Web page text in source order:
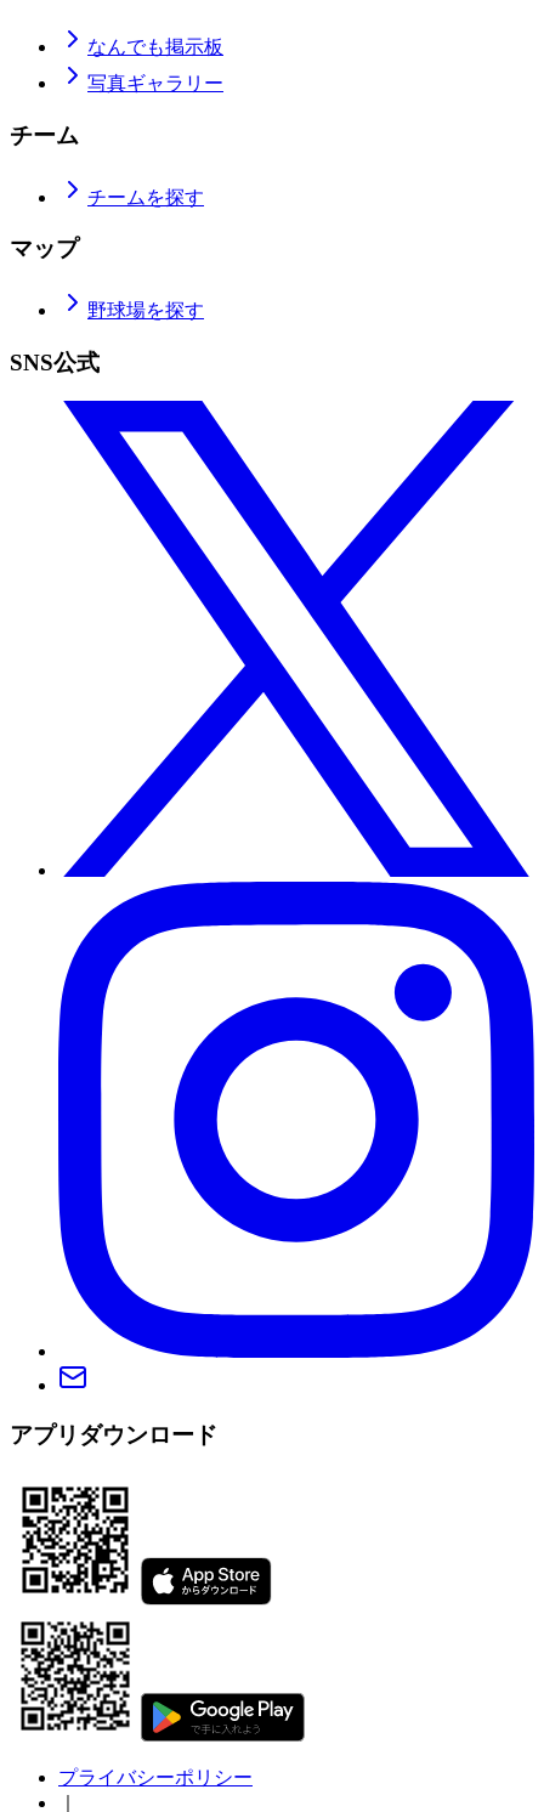
なんでも掲示板
写真ギャラリー
チーム
チームを探す
マップ
野球場を探す
SNS公式
アプリダウンロード
プライバシーポリシー